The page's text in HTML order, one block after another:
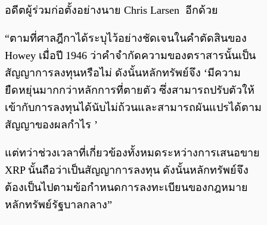
อดีตผู้ร่วมก่อตั้งอย่างนาย Chris Larsen อีกด้วย
“ตามที่ศาลฎีกาได้ระบุไว้อย่างชัดเจนในคำตัดสินของ
Howey เมื่อปี 1946 ว่าคำจำกัดความของตราสารนั้นเป็น
สัญญาการลงทุนหรือไม่ ดังนั้นหลักทรัพย์จึง ‘มีความ
ยืดหยุ่นมากกว่าหลักการที่ตายตัว ซึ่งสามารถปรับตัวให้
เข้ากับการลงทุนได้นับไม่ถ้วนและสามารถผันแปรได้ตาม
สัญญาของผลกำไร ’
แต่ทว่าช่วงเวลาที่เกี่ยวข้องทั้งหมดระหว่างการเสนอขาย
XRP นั้นถือว่าเป็นสัญญาการลงทุน ดังนั้นหลักทรัพย์จึง
ต้องเป็นไปตามข้อกำหนดการลงทะเบียนของกฎหมาย
หลักทรัพย์รัฐบาลกลาง”